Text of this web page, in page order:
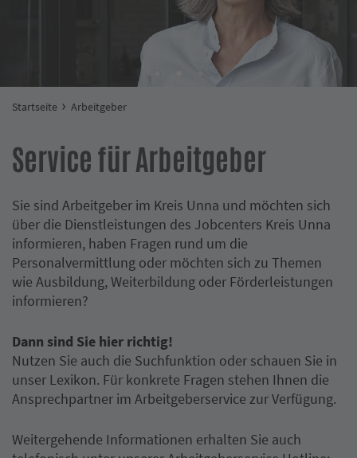
Startseite Arbeitgeber
Service für Arbeitgeber
Sie sind Arbeitgeber im Kreis Unna und möchten sich
über die Dienstleistungen des Jobcenters Kreis Unna
informieren, haben Fragen rund um die
Personalvermittlung oder möchten sich zu Themen
wie Ausbildung, Weiterbildung oder Förderleistungen
informieren?
Dann sind Sie hier richtig!
Nutzen Sie auch die Suchfunktion oder schauen Sie in
unser Lexikon. Für konkrete Fragen stehen Ihnen die
Ansprechpartner im Arbeitgeberservice zur Verfügung.
Weitergehende Informationen erhalten Sie auch